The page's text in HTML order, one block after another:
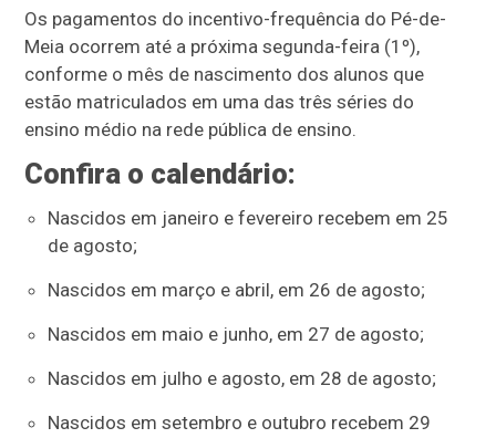
Os pagamentos do incentivo-frequência do Pé-de-
Meia ocorrem até a próxima segunda-feira (1º),
conforme o mês de nascimento dos alunos que
estão matriculados em uma das três séries do
ensino médio na rede pública de ensino.
Confira o calendário:
Nascidos em janeiro e fevereiro recebem em 25
de agosto;
Nascidos em março e abril, em 26 de agosto;
Nascidos em maio e junho, em 27 de agosto;
Nascidos em julho e agosto, em 28 de agosto;
Nascidos em setembro e outubro recebem 29